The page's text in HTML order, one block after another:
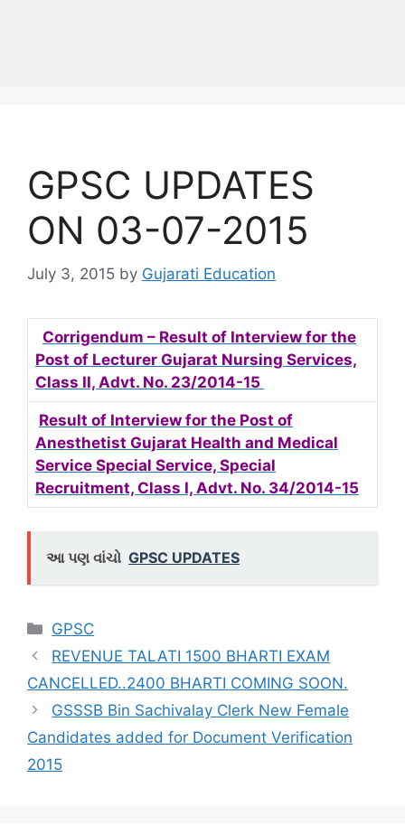
GPSC UPDATES
ON 03-07-2015
July 3, 2015 by Gujarati Education
Corrigendum – Result of Interview for the
Post of Lecturer Gujarat Nursing Services,
Class II, Advt. No. 23/2014-15
Result of Interview for the Post of
Anesthetist Gujarat Health and Medical
Service Special Service, Special
Recruitment, Class I, Advt. No. 34/2014-15
આ પણ વાંચો GPSC UPDATES
Categories
GPSC
REVENUE TALATI 1500 BHARTI EXAM
CANCELLED..2400 BHARTI COMING SOON.
GSSSB Bin Sachivalay Clerk New Female
Candidates added for Document Verification
2015